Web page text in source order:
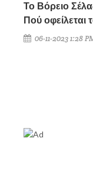
Το Βόρειο
Πού οφείλεται
06-11-2023 1:28